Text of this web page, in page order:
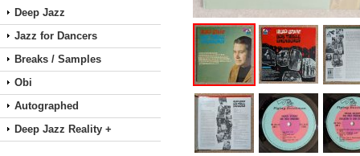
Deep Jazz
Jazz for Dancers
Breaks / Samples
Obi
Autographed
Deep Jazz Reality +